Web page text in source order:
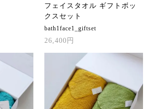
フェイスタオル ギフトボッ
クスセット
bath1face1_giftset
26,400円